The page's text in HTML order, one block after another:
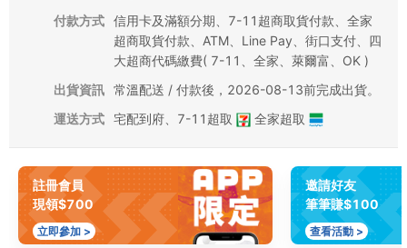
付款方式 信用卡及滿額分期、7-11超商取貨付款、全家
超商取貨付款、ATM、Line Pay、街口支付、四
大超商代碼繳費( 7-11、全家、萊爾富、OK )
出貨資訊 常溫配送 / 付款後，2026-08-13前完成出貨。
運送方式 宅配到府 7-11超取 全家超取
註冊會員
現領$700
立即參加 >
邀請好友
筆筆賺$100
查看活動 >